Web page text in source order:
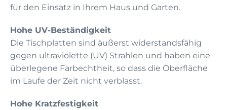
für den Einsatz in Ihrem Haus und Garten.
Hohe UV-Beständigkeit
Die Tischplatten sind äußerst widerstandsfähig
gegen ultraviolette (UV) Strahlen und haben eine
überlegene Farbechtheit, so dass die Oberfläche
im Laufe der Zeit nicht verblasst.
Hohe Kratzfestigkeit